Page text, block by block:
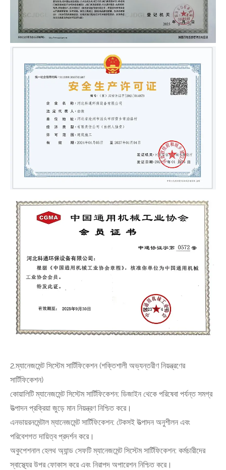
2.ম্যানেজমেন্ট সিস্টেম সার্টিফিকেশন (শক্তিশালী অভ্যন্তরীণ নিয়ন্ত্রণের
সার্টিফিকেশন)
কোয়ালিটি ম্যানেজমেন্ট সিস্টেম সার্টিফিকেশন: ডিজাইন থেকে পরিষেবা পর্যন্ত সমগ্র
উত্পাদন প্রক্রিয়া জুড়ে মান নিয়ন্ত্রণ নিশ্চিত করে।
এনভায়রনমেন্টাল ম্যানেজমেন্ট সার্টিফিকেশন: টেকসই উত্পাদন অনুশীলন এবং
পরিবেশগত দায়িত্ব প্রদর্শন করে।
অকুপেশনাল হেলথ অ্যান্ড সেফটি ম্যানেজমেন্ট সিস্টেম সার্টিফিকেশন: কর্মচারীদের
স্বাস্থ্যের উপর ফোকাস করে এবং নিরাপদ অপারেশন নিশ্চিত করে।